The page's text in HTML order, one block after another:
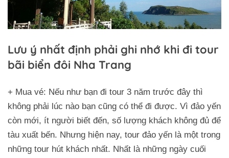
Lưu ý nhất định phải ghi nhớ khi đi tour
bãi biển đôi Nha Trang
+ Mua vé: Nếu như bạn đi tour 3 năm trước đây thì
không phải lúc nào bạn cũng có thể đi được. Vì đảo yến
còn mới, ít người biết đến, số lượng khách không đủ để
tàu xuất bến. Nhưng hiện nay, tour đảo yến là một trong
những tour hút khách nhất. Nhất là những ngày cuối